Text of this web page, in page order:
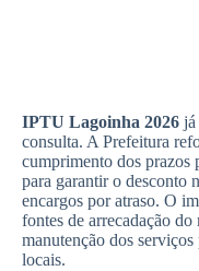
IPTU Lagoinha 2026 já
consulta. A Prefeitura
cumprimento dos prazos
para garantir o desconto
encargos por atraso. O
fontes de arrecadação
manutenção dos
locais.